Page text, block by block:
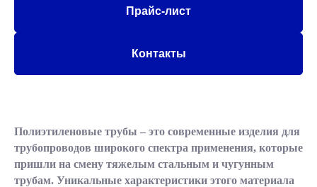
Прайс-лист
Контакты
Полиэтиленовые трубы – это современные изделия для
трубопроводов широкого спектра применения, которые
пришли на смену тяжелым стальным и чугунным
трубам. Уникальные характеристики этого материала